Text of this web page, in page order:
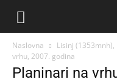
Naslovna Lisinj
vrhu, 2007. godina
Planinari na